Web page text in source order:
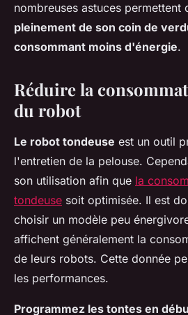
nombreuses astuces permettent
pleinement de son coin de
consommant moins d'énergie.
Réduire la
du robot
Le robot tondeuse est un outil
l'entretien de la pelouse.
son utilisation afin que la
tondeuse soit optimisée. Il est
choisir un modèle peu
affichent généralement la
de leurs robots. Cette donnée
les performances.
Programmez les tontes en